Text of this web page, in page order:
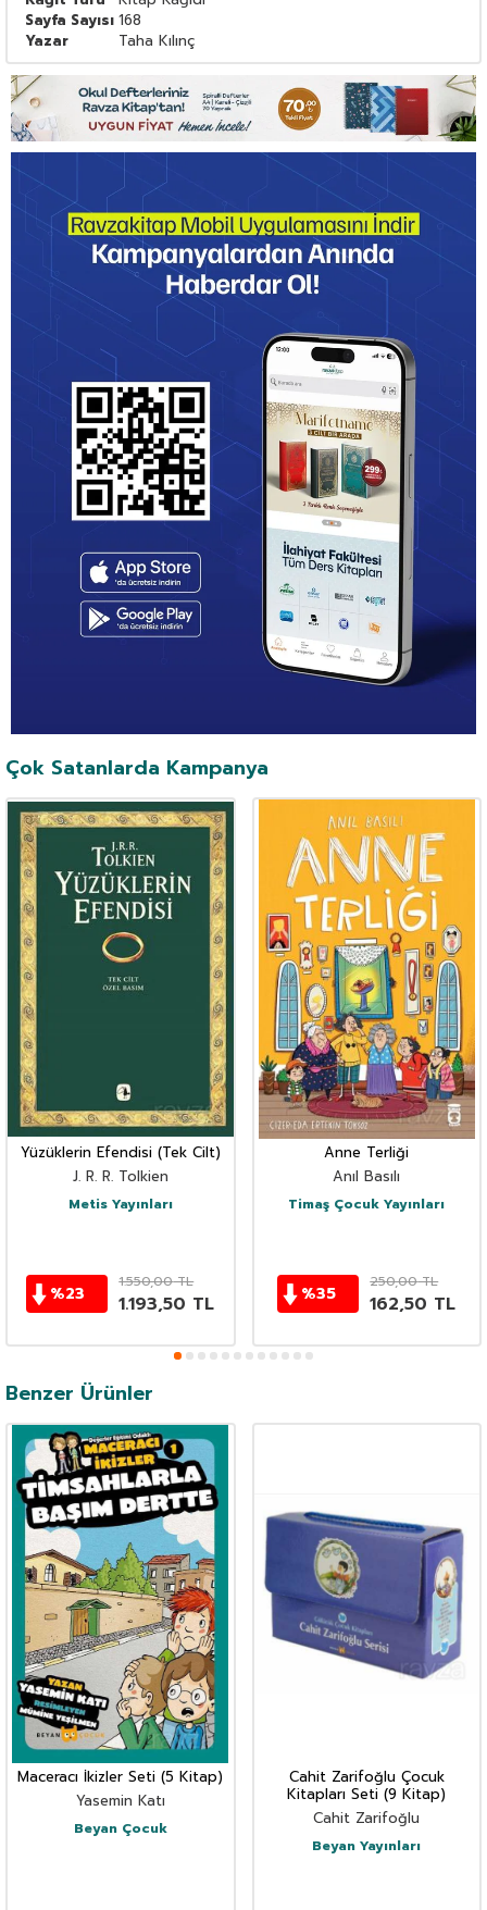
Sayfa Sayısı 168
Yazar
Taha Kılınç
Çok Satanlarda Kampanya
Yüzüklerin Efendisi (Tek Cilt)
J. R. R. Tolkien
Metis Yayınları
%23
1.550,00TL
1.193,50 TL
Anne Terliği
Anıl Basılı
Timaş Çocuk Yayınları
%35
250,00TL
162,50 TL
Benzer Ürünler
Maceracı İkizler Seti (5 Kitap)
Yasemin Katı
Beyan Çocuk
Cahit Zarifoğlu Çocuk
Kitapları Seti (9 Kitap)
Cahit Zarifoğlu
Beyan Yayınları